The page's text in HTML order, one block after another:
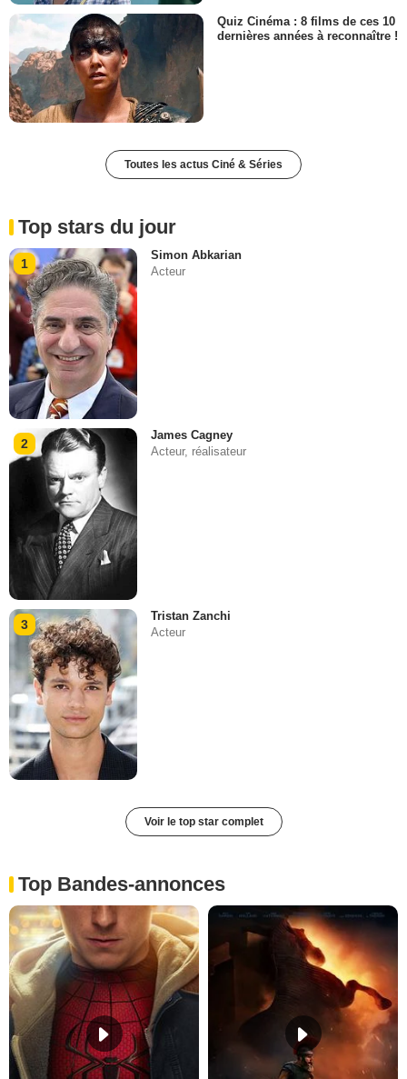
Quiz Cinéma : 8 films de ces 10
dernières années à reconnaître !
Toutes les actus Ciné & Séries
Top stars du jour
1
Simon Abkarian
Acteur
2
James Cagney
Acteur, réalisateur
3
Tristan Zanchi
Acteur
Voir le top star complet
Top Bandes-annonces